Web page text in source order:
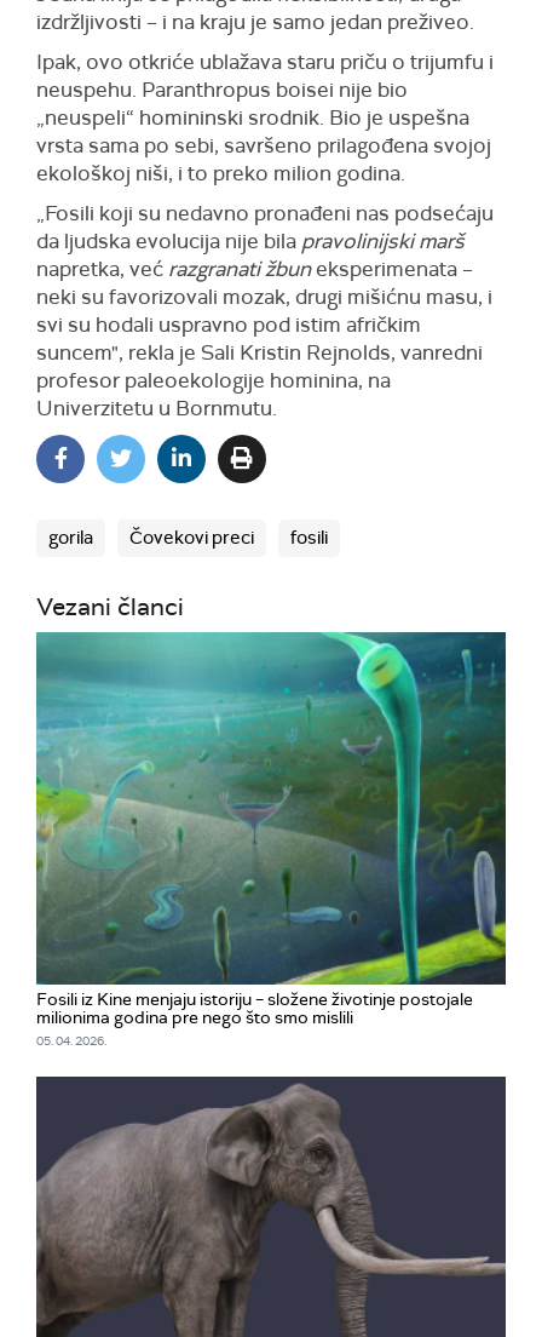
izdržljivosti – i na kraju je samo jedan preživeo.
Ipak, ovo otkriće ublažava staru priču o trijumfu i
neuspehu. Paranthropus boisei nije bio
„neuspeli“ homininski srodnik. Bio je uspešna
vrsta sama po sebi, savršeno prilagođena svojoj
ekološkoj niši, i to preko milion godina.
„Fosili koji su nedavno pronađeni nas podsećaju
da ljudska evolucija nije bila pravolinijski marš
napretka, već razgranati žbuneksperimenata –
neki su favorizovali mozak, drugi mišićnu masu, i
svi su hodali uspravno pod istim afričkim
suncem", rekla je Sali Kristin Rejnolds, vanredni
profesor paleoekologije hominina, na
Univerzitetu u Bornmutu.
gorila Čovekovi preci fosili
Vezani članci
Fosili iz Kine menjaju istoriju – složene životinje postojale
milionima godina pre nego što smo mislili
05. 04. 2026.